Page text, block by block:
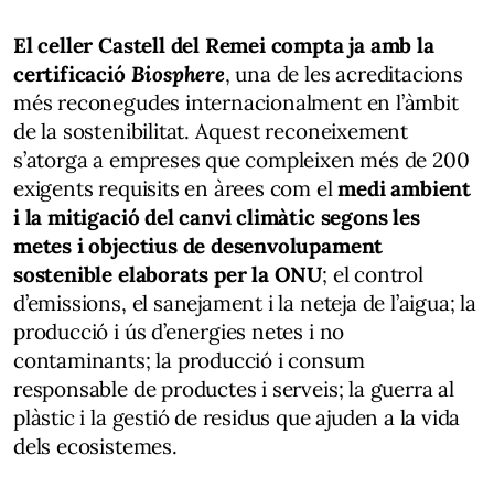
El celler Castell del Remei compta ja amb la
certificació Biosphere, una de les acreditacions
més reconegudes internacionalment en l’àmbit
de la sostenibilitat. Aquest reconeixement
s’atorga a empreses que compleixen més de 200
exigents requisits en àrees com elmedi ambient
i la mitigació del canvi climàtic segons les
metes i objectius de desenvolupament
sostenible elaborats per la ONU; el control
d’emissions, el sanejament i la neteja de l’aigua; la
producció i ús d’energies netes i no
contaminants; la producció i consum
responsable de productes i serveis; la guerra al
plàstic i la gestió de residus que ajuden a la vida
dels ecosistemes.